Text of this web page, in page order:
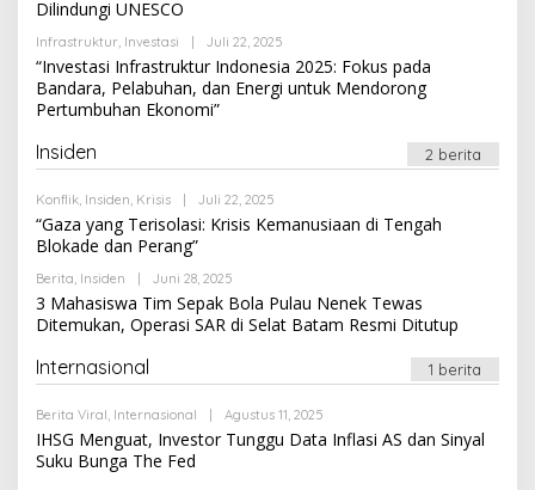
Dilindungi UNESCO
Infrastruktur, Investasi Juli 22, 2025
Newssportsaz_0q4zf1
“Investasi Infrastruktur Indonesia 2025: Fokus pada
Bandara, Pelabuhan, dan Energi untuk Mendorong
Pertumbuhan Ekonomi”
Insiden 2 berita
Konflik, Insiden, Krisis Juli 22, 2025
Newssportsaz_0q4zf1
“Gaza yang Terisolasi: Krisis Kemanusiaan di Tengah
Blokade dan Perang”
Berita, Insiden Juni 28, 2025
Newssportsaz_0q4zf1
3 Mahasiswa Tim Sepak Bola Pulau Nenek Tewas
Ditemukan, Operasi SAR di Selat Batam Resmi Ditutup
Internasional 1 berita
Berita Viral, Internasional Agustus 11, 2025
Newssportsaz_0q4zf1
IHSG Menguat, Investor Tunggu Data Inflasi AS dan Sinyal
Suku Bunga The Fed